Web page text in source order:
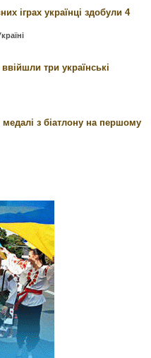
іграх українці здобули 4
три українські
медалі з біатлону на першому